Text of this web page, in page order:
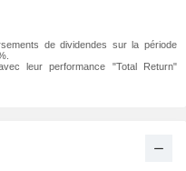
de dividendes sur la période
leur performance "Total Return"